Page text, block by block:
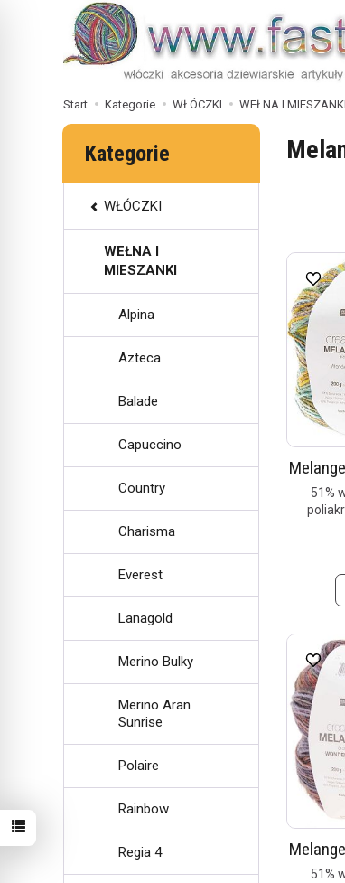
Start Kategorie WŁÓCZKI WEŁNA I MIESZANKI
51%
51%
Kategorie
WŁÓCZKI
WEŁNA I
MIESZANKI
Alpina
Azteca
Balade
Capuccino
Country
Charisma
Everest
Lanagold
Merino Bulky
Merino Aran
Sunrise
Polaire
Rainbow
Regia 4